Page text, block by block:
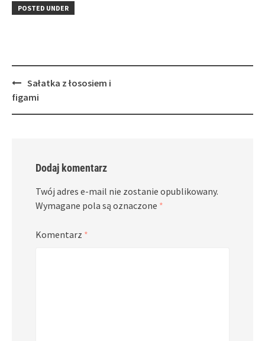
in
new
window)
POSTED UNDER
Post
navigation
Sałatka z łososiem i
figami
Dodaj komentarz
Twój adres e-mail nie zostanie opublikowany.
Wymagane pola są oznaczone *
Komentarz *